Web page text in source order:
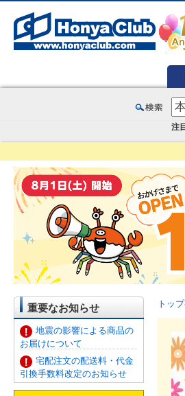
注
重要なお知らせ
地震の影響による商品の
お届けについて
宅配注文の配送料・代金
引換手数料改定のお知らせ
トッ